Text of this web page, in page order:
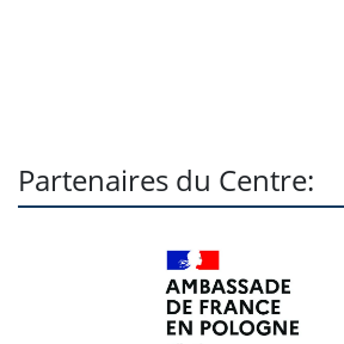
Partenaires du Centre: